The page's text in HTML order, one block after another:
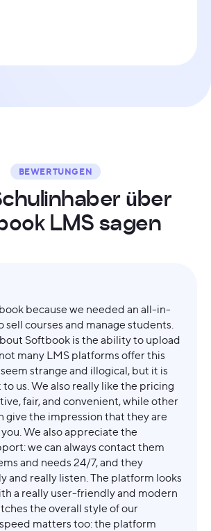
BEWERTUNGEN
chulinhaber über
ook LMS sagen
because we needed an all-in-
courses and manage students.
Softbook is the ability to upload
many LMS platforms offer this
strange and illogical, but it is
us. We also really like the pricing
fair, and convenient, while other
give the impression that they are
We also appreciate the
we can always contact them
and needs 24/7, and they
and really listen. The platform looks
a really user-friendly and modern
the overall style of our
matters too: the platform